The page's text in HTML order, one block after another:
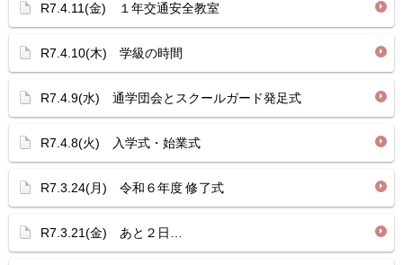
R7.4.11(金) １年交通安全教室
R7.4.10(木) 学級の時間
R7.4.9(水) 通学団会とスクールガード発足式
R7.4.8(火) 入学式・始業式
R7.3.24(月) 令和６年度 修了式
R7.3.21(金) あと２日…